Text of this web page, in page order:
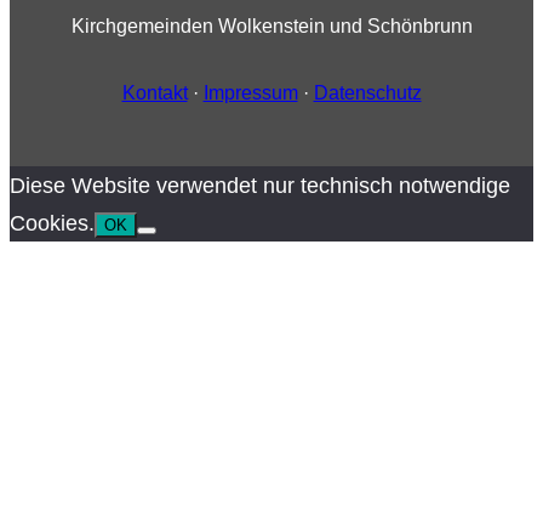
Kirchgemeinden Wolkenstein und Schönbrunn
Kontakt· Impressum· Datenschutz
Diese Website verwendet nur technisch notwendige
Cookies. OK